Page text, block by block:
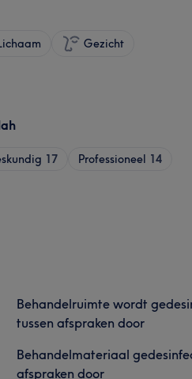
Gezicht
17 Professioneel 14
Behandelruimte wordt
tussen afspraken door
Behandelmateriaal
afspraken door